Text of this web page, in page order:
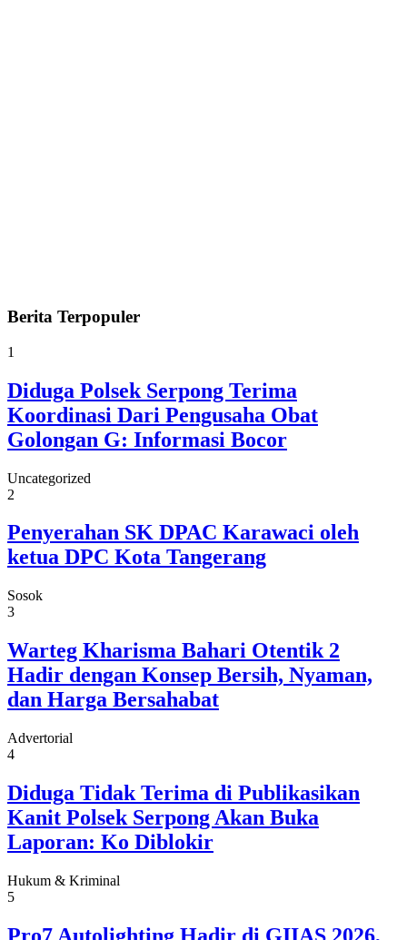
Berita Terpopuler
1
Diduga Polsek Serpong Terima
Koordinasi Dari Pengusaha Obat
Golongan G: Informasi Bocor
Uncategorized
2
Penyerahan SK DPAC Karawaci oleh
ketua DPC Kota Tangerang
Sosok
3
Warteg Kharisma Bahari Otentik 2
Hadir dengan Konsep Bersih, Nyaman,
dan Harga Bersahabat
Advertorial
4
Diduga Tidak Terima di Publikasikan
Kanit Polsek Serpong Akan Buka
Laporan: Ko Diblokir
Hukum & Kriminal
5